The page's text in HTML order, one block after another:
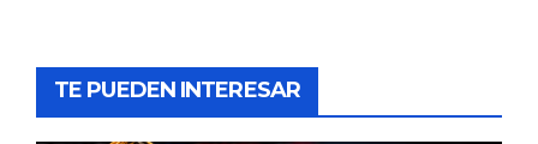
TE PUEDEN INTERESAR